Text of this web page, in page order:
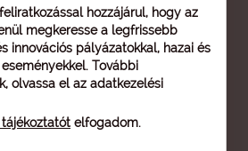
hozzájárul, hogy az
megkeresse a legfrissebb
innovációs pályázatokkal, hazai és
További
olvassa el az adatkezelési
elfogadom.